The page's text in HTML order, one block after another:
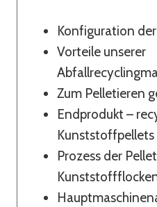
Konfiguration
Vorteile unserer
Zum Pelletieren
Endprodukt –
Kunststoffpellets
Prozess der